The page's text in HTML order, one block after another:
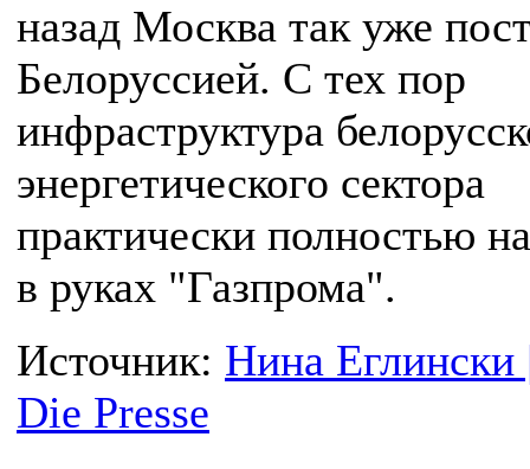
назад Москва так уже
Белоруссией. С тех пор
инфраструктура
энергетического сектора
практически полностью
в руках "Газпрома".
Источник: Нина Еглински
Die Presse